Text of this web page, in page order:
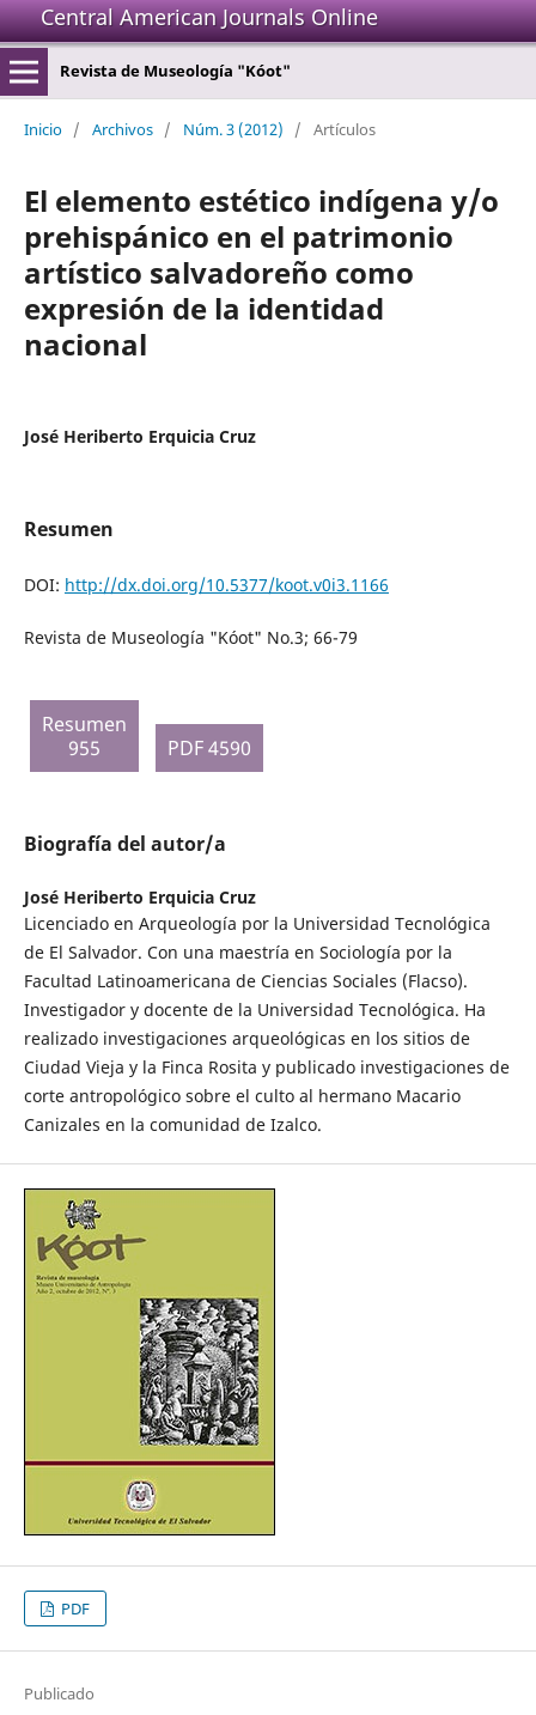
Central American Journals Online
Revista de Museología "Kóot"
Inicio / Archivos / Núm. 3 (2012) / Artículos
El elemento estético indígena y/o
prehispánico en el patrimonio
artístico salvadoreño como
expresión de la identidad
nacional
José Heriberto Erquicia Cruz
Resumen
DOI: http://dx.doi.org/10.5377/koot.v0i3.1166
Revista de Museología "Kóot" No.3; 66-79
Resumen
955
PDF 4590
Biografía del autor/a
José Heriberto Erquicia Cruz
Licenciado en Arqueología por la Universidad Tecnológica
de El Salvador. Con una maestría en Sociología por la
Facultad Latinoamericana de Ciencias Sociales (Flacso).
Investigador y docente de la Universidad Tecnológica. Ha
realizado investigaciones arqueológicas en los sitios de
Ciudad Vieja y la Finca Rosita y publicado investigaciones de
corte antropológico sobre el culto al hermano Macario
Canizales en la comunidad de Izalco.
PDF
Publicado